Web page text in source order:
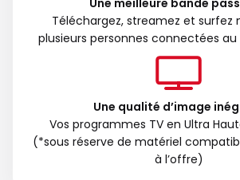
Téléchargez, streamez et surfez
plusieurs personnes connectées
Une qualité d’image
Vos programmes TV en Ultra
(*sous réserve de matériel
à l’offre)